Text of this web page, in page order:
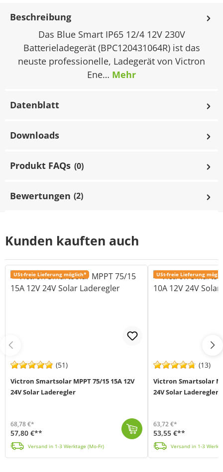
Beschreibung
Das Blue Smart IP65 12/4 12V 230V
Batterieladegerät (BPC120431064R) ist das
neuste professionelle, Ladegerät von Victron
Ene… Mehr
Datenblatt
Downloads
Produkt FAQs (0)
Bewertungen (2)
Kunden kauften auch
USt-freie Lieferung möglich*
(51)
Victron Smartsolar MPPT 75/15 15A 12V
24V Solar Laderegler
68,78 €*
57,80 €**
Versand in 1-3 Werktage (Mo-Fr)
USt-freie Lieferung
(13)
Victron Smartsolar
24V Solar Laderegler
63,72 €*
53,55 €**
Versand in 1-3